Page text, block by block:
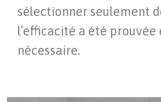
sélectionner seulement
l’efficacité a été
nécessaire.